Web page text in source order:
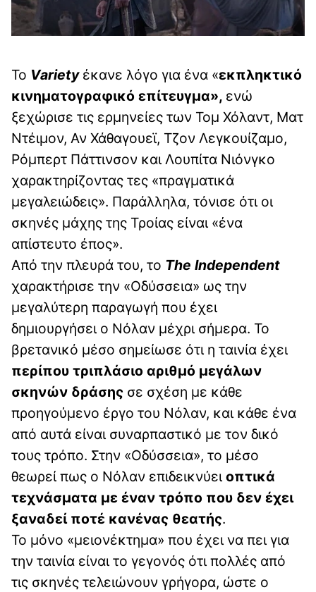
Το Variety έκανε λόγο για ένα «εκπληκτικό
κινηματογραφικό επίτευγμα», ενώ
ξεχώρισε τις ερμηνείες των Τομ Χόλαντ, Ματ
Ντέιμον, Αν Χάθαγουεϊ, Τζον Λεγκουίζαμο,
Ρόμπερτ Πάττινσον και Λουπίτα Νιόνγκο
χαρακτηρίζοντας τες «πραγματικά
μεγαλειώδεις». Παράλληλα, τόνισε ότι οι
σκηνές μάχης της Τροίας είναι «ένα
απίστευτο έπος».
Από την πλευρά του, το The Independent
χαρακτήρισε την «Οδύσσεια» ως την
μεγαλύτερη παραγωγή που έχει
δημιουργήσει ο Νόλαν μέχρι σήμερα. Το
βρετανικό μέσο σημείωσε ότι η ταινία έχει
περίπου τριπλάσιο αριθμό μεγάλων
σκηνών δράσης σε σχέση με κάθε
προηγούμενο έργο του Νόλαν, και κάθε ένα
από αυτά είναι συναρπαστικό με τον δικό
τους τρόπο. Στην «Οδύσσεια», το μέσο
θεωρεί πως ο Νόλαν επιδεικνύει οπτικά
τεχνάσματα με έναν τρόπο που δεν έχει
ξαναδεί ποτέ κανένας θεατής.
Το μόνο «μειονέκτημα» που έχει να πει για
την ταινία είναι το γεγονός ότι πολλές από
τις σκηνές τελειώνουν γρήγορα, ώστε ο